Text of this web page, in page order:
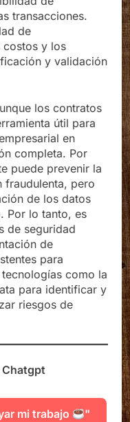
transacciones.
de
costos y los
y validación
los contratos
útil para
en
completa. Por
puede prevenir la
fraudulenta, pero
de los datos
Por lo tanto, es
de seguridad
de
para
como la
para identificar y
riesgos de
Chatgpt
mi trabajo "